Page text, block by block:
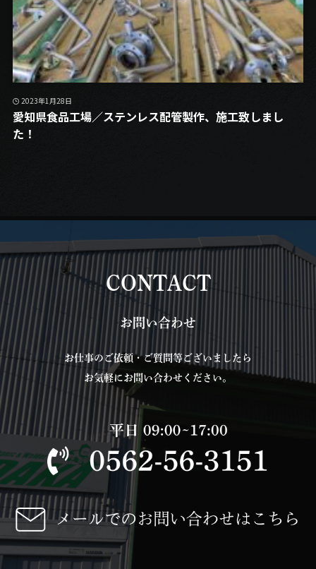
愛知県食品工場／ステンレス配管製作、施工致しまし
た！
2023年1月28日
CONTACT
お問い合わせ
お仕事のご依頼・ご質問等ございましたら
お気軽にお問い合わせください。